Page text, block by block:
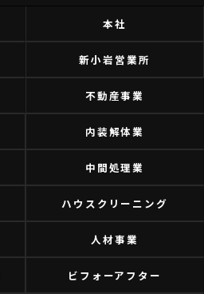
本社
新小岩営業所
不動産事業
内装解体業
中間処理業
ハウスクリーニング
人材事業
ビフォーアフター